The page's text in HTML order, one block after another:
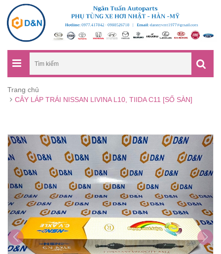
Trang chủ
CÂY LÁP TRÁI NISSAN LIVINA L10, TIIDA C11 [SỐ SÀN]